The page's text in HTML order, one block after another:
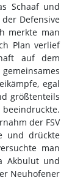
Schaaf und
Defensive
merkte man
Plan verlief
auf dem
egal
größtenteils
der FSV
und drückte
man
Akbulut und
Neuhofener